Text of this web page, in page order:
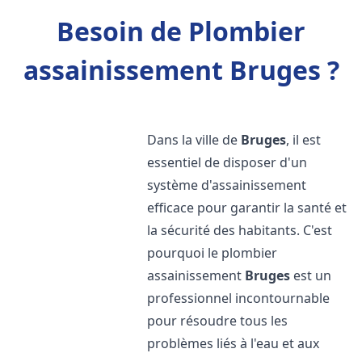
Besoin de Plombier
assainissement Bruges ?
Dans la ville de Bruges, il est
essentiel de disposer d'un
système d'assainissement
efficace pour garantir la santé et
la sécurité des habitants. C'est
pourquoi le plombier
assainissement Bruges est un
professionnel incontournable
pour résoudre tous les
problèmes liés à l'eau et aux